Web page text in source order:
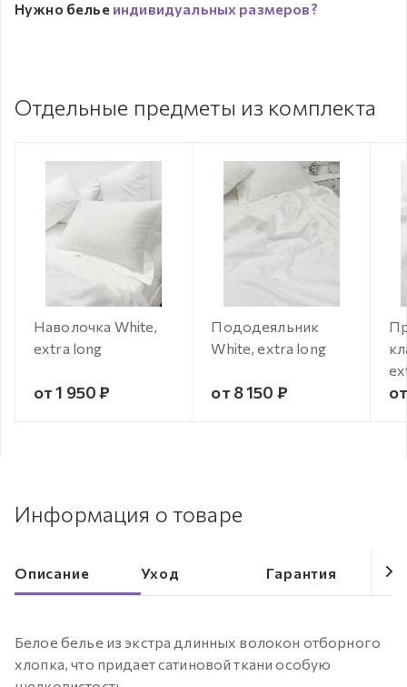
Нужно белье индивидуальных размеров?
Отдельные предметы из комплекта
Наволочка White,
extra long
от 1 950 ₽
Пододеяльник
White, extra long
от 8 150 ₽
Информация о товаре
Описание Уход Гарантия
Белое белье из экстра длинных волокон отборного
хлопка, что придает сатиновой ткани особую